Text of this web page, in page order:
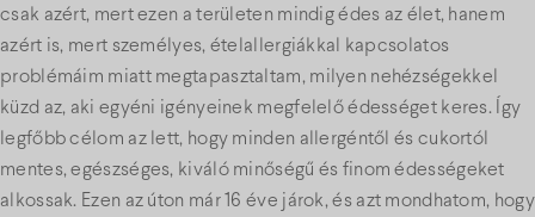
csak azért, mert ezen a területen mindig édes az élet, hanem
azért is, mert személyes, ételallergiákkal kapcsolatos
problémáim miatt megtapasztaltam, milyen nehézségekkel
küzd az, aki egyéni igényeinek megfelelő édességet keres. Így
legfőbb célom az lett, hogy minden allergéntől és cukortól
mentes, egészséges, kiváló minőségű és finom édességeket
alkossak. Ezen az úton már 16 éve járok, és azt mondhatom, hogy